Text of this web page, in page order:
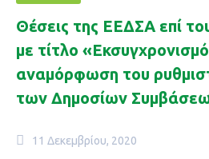
Θέσεις της ΕΕΔΣΑ επί
με τίτλο
αναμόρφωση του
των Δημοσίων
11 Δεκεμβρίου, 2020